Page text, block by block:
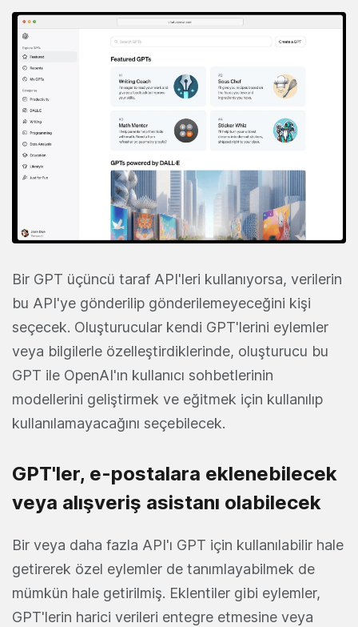
Bir GPT üçüncü taraf API'leri kullanıyorsa, verilerin
bu API'ye gönderilip gönderilemeyeceğini kişi
seçecek. Oluşturucular kendi GPT'lerini eylemler
veya bilgilerle özelleştirdiklerinde, oluşturucu bu
GPT ile OpenAI'ın kullanıcı sohbetlerinin
modellerini geliştirmek ve eğitmek için kullanılıp
kullanılamayacağını seçebilecek.
GPT'ler, e-postalara eklenebilecek
veya alışveriş asistanı olabilecek
Bir veya daha fazla API'ı GPT için kullanılabilir hale
getirerek özel eylemler de tanımlayabilmek de
mümkün hale getirilmiş. Eklentiler gibi eylemler,
GPT'lerin harici verileri entegre etmesine veya